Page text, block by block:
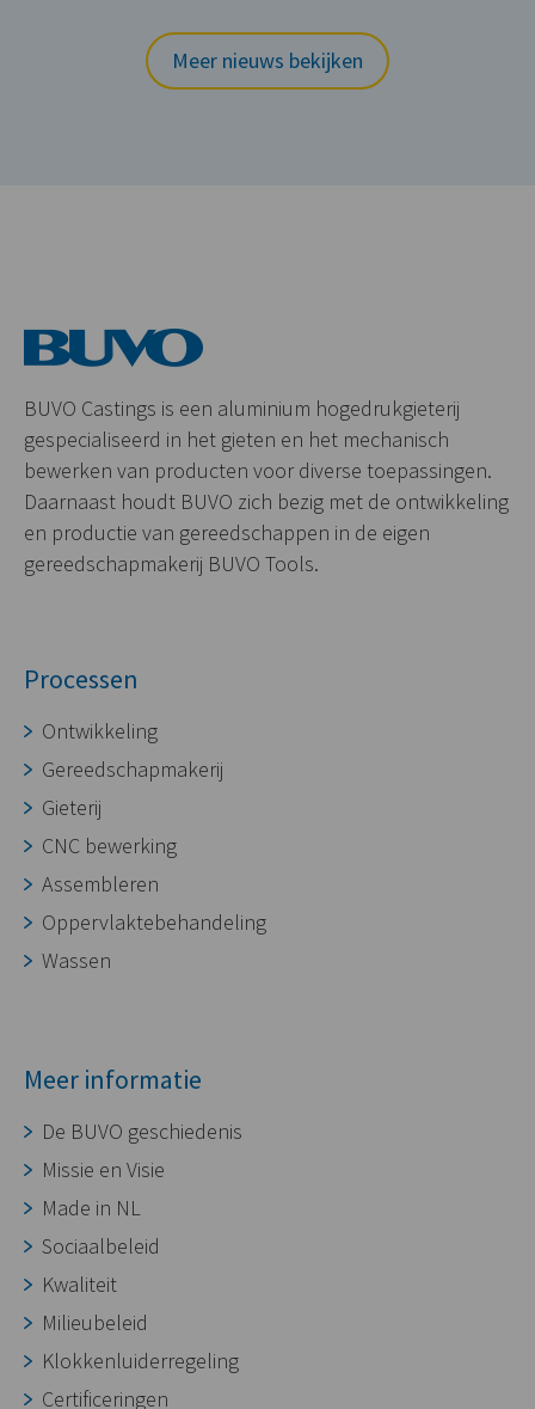
Meer nieuws bekijken
BUVO Castings is een aluminium hogedrukgieterij
gespecialiseerd in het gieten en het mechanisch
bewerken van producten voor diverse toepassingen.
Daarnaast houdt BUVO zich bezig met de ontwikkeling
en productie van gereedschappen in de eigen
gereedschapmakerij BUVO Tools.
Processen
Ontwikkeling
Gereedschapmakerij
Gieterij
CNC bewerking
Assembleren
Oppervlaktebehandeling
Wassen
Meer informatie
De BUVO geschiedenis
Missie en Visie
Made in NL
Sociaalbeleid
Kwaliteit
Milieubeleid
Klokkenluiderregeling
Certificeringen